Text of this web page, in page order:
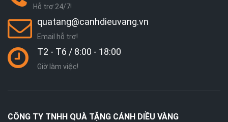
Hỗ trợ 24/7!
quatang@canhdieuvang.vn
Email hỗ trợ!
T2 - T6 / 8:00 - 18:00
Giờ làm việc!
CÔNG TY TNHH QUÀ TẶNG CÁNH DIỀU VÀNG